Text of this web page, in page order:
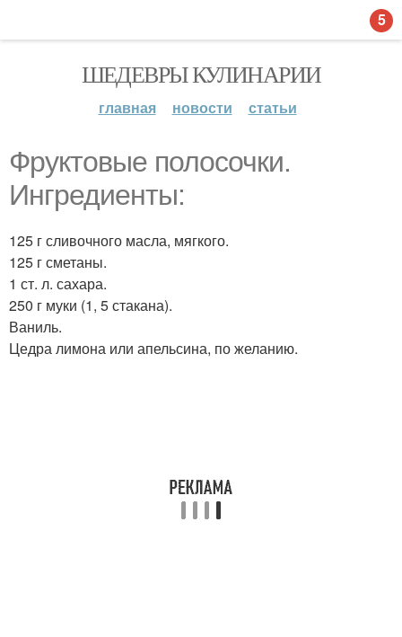
ШЕДЕВРЫ КУЛИНАРИИ
главная новости статьи
Фруктовые полосочки.
Ингредиенты:
125 г сливочного масла, мягкого.
125 г сметаны.
1 ст. л. сахара.
250 г муки (1, 5 стакана).
Ваниль.
Цедра лимона или апельсина, по желанию.
5